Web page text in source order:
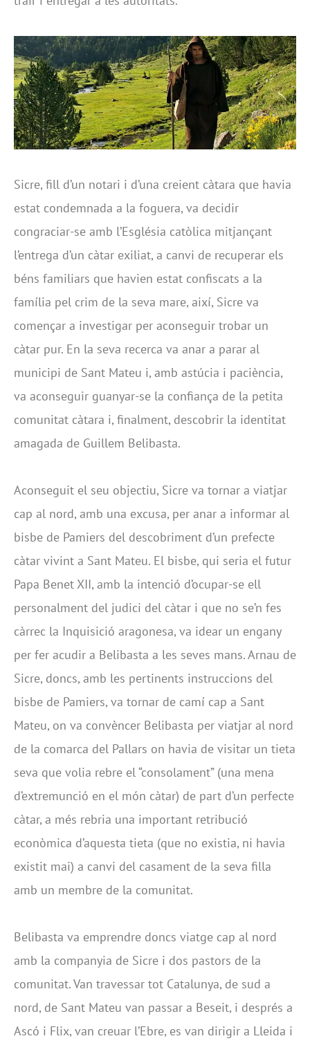
Sicre, fill d’un notari i d’una creient càtara que havia
estat condemnada a la foguera, va decidir
congraciar-se amb l’Església catòlica mitjançant
l’entrega d’un càtar exiliat, a canvi de recuperar els
béns familiars que havien estat confiscats a la
família pel crim de la seva mare, així, Sicre va
començar a investigar per aconseguir trobar un
càtar pur. En la seva recerca va anar a parar al
municipi de Sant Mateu i, amb astúcia i paciència,
va aconseguir guanyar-se la confiança de la petita
comunitat càtara i, finalment, descobrir la identitat
amagada de Guillem Belibasta.
Aconseguit el seu objectiu, Sicre va tornar a viatjar
cap al nord, amb una excusa, per anar a informar al
bisbe de Pamiers del descobriment d’un prefecte
càtar vivint a Sant Mateu. El bisbe, qui seria el futur
Papa Benet XII, amb la intenció d’ocupar-se ell
personalment del judici del càtar i que no se’n fes
càrrec la Inquisició aragonesa, va idear un engany
per fer acudir a Belibasta a les seves mans. Arnau de
Sicre, doncs, amb les pertinents instruccions del
bisbe de Pamiers, va tornar de camí cap a Sant
Mateu, on va convèncer Belibasta per viatjar al nord
de la comarca del Pallars on havia de visitar un tieta
seva que volia rebre el “consolament” (una mena
d’extremunció en el món càtar) de part d’un perfecte
càtar, a més rebria una important retribució
econòmica d’aquesta tieta (que no existia, ni havia
existit mai) a canvi del casament de la seva filla
amb un membre de la comunitat.
Belibasta va emprendre doncs viatge cap al nord
amb la companyia de Sicre i dos pastors de la
comunitat. Van travessar tot Catalunya, de sud a
nord, de Sant Mateu van passar a Beseit, i després a
Ascó i Flix, van creuar l’Ebre, es van dirigir a Lleida i